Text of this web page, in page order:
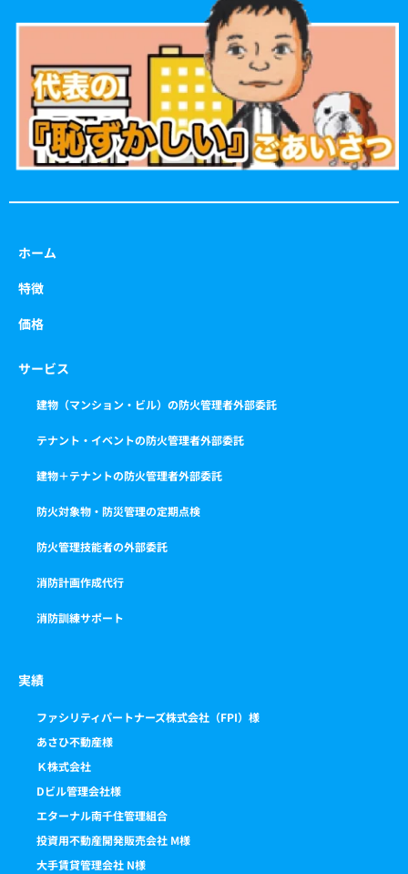
o
k
g
a
m
e
u
b
e
ホーム
特徴
価格
サービス
建物（マンション・ビル）の防火管理者外部委託
テナント・イベントの防火管理者外部委託
建物＋テナントの防火管理者外部委託
防火対象物・防災管理の定期点検
防火管理技能者の外部委託
消防計画作成代行
消防訓練サポート
実績
ファシリティパートナーズ株式会社（FPI）様
あさひ不動産様
Ｋ株式会社
Dビル管理会社様
エターナル南千住管理組合
投資用不動産開発販売会社 M様
大手賃貸管理会社 N様